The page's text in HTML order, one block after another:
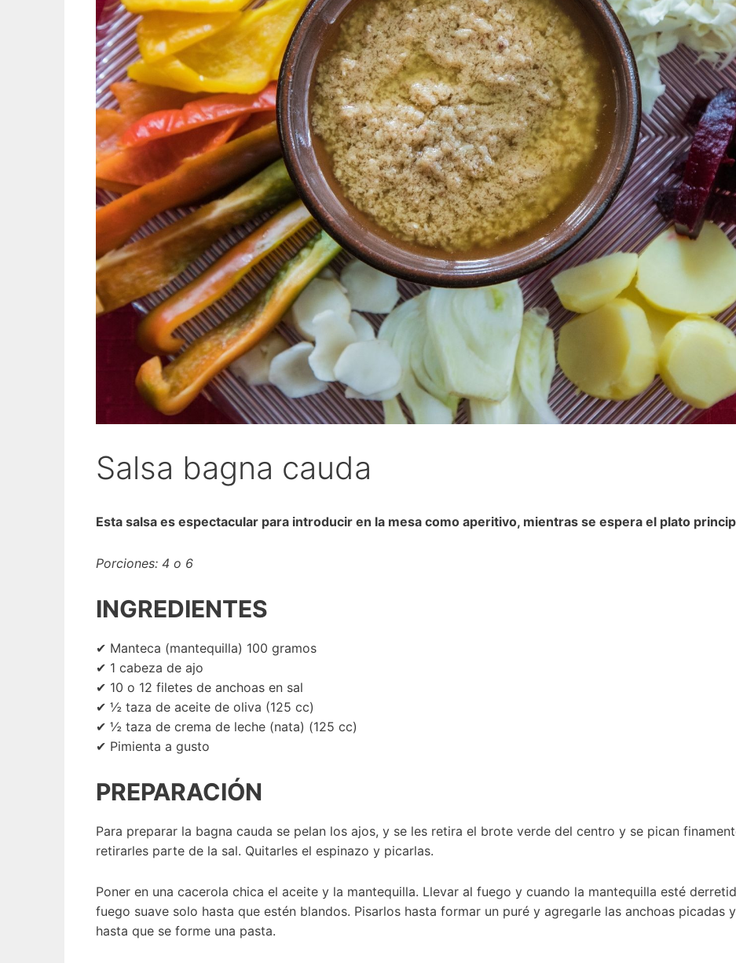
Salsa bagna cauda
Esta salsa es espectacular para introducir en la mesa como aperitivo, mientras se espera el plato
Porciones: 4 o 6
INGREDIENTES
✔ Manteca (mantequilla) 100 gramos
✔ 1 cabeza de ajo
✔ 10 o 12 filetes de anchoas en sal
✔ ½ taza de aceite de oliva (125 cc)
✔ ½ taza de crema de leche (nata) (125 cc)
✔ Pimienta a gusto
PREPARACIÓN
Para preparar la bagna cauda se pelan los ajos, y se les retira el brote verde del centro y se pican
retirarles parte de la sal. Quitarles el espinazo y picarlas.
Poner en una cacerola chica el aceite y la mantequilla. Llevar al fuego y cuando la mantequilla esté
fuego suave solo hasta que estén blandos. Pisarlos hasta formar un puré y agregarle las anchoas picadas
hasta que se forme una pasta.